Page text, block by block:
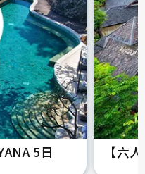
5日 【六